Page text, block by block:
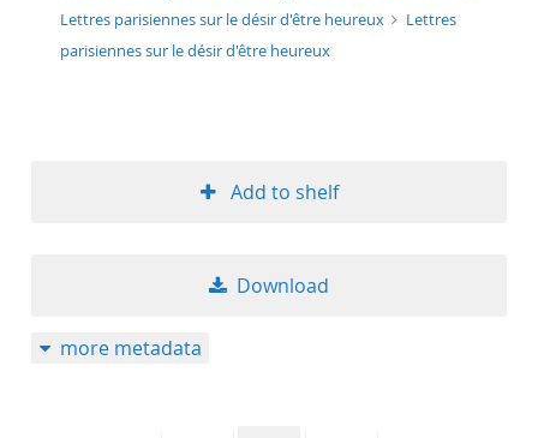
Lettres parisiennes sur le désir d'être heureux
Lettres
parisiennes sur le désir d'être heureux
Add to shelf
Download
more metadata